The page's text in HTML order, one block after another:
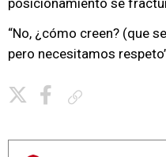
posicionamiento se
“No, ¿cómo creen? (que
pero necesitamos